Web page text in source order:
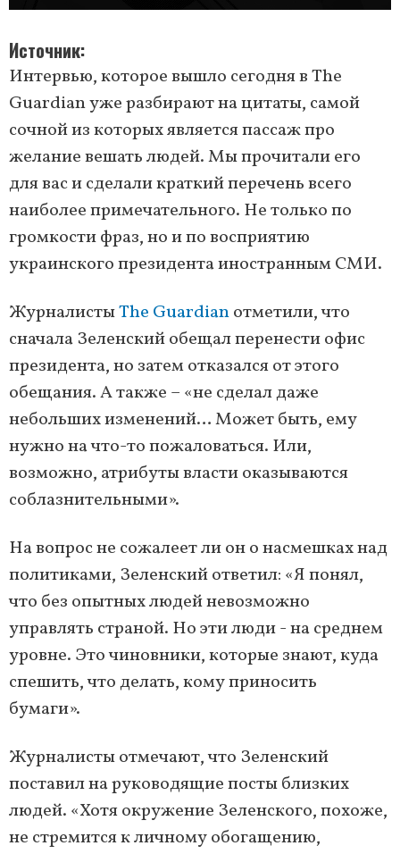
Источник
Интервью, которое вышло сегодня в The
Guardian уже разбирают на цитаты, самой
сочной из которых является пассаж про
желание вешать людей. Мы прочитали его
для вас и сделали краткий перечень всего
наиболее примечательного. Не только по
громкости фраз, но и по восприятию
украинского президента иностранным СМИ.
ЖурналистыThe Guardianотметили, что
сначала Зеленский обещал перенести офис
президента, но затем отказался от этого
обещания. А также – «не сделал даже
небольших изменений… Может быть, ему
нужно на что-то пожаловаться. Или,
возможно, атрибуты власти оказываются
соблазнительными».
На вопрос не сожалеет ли он о насмешках над
политиками, Зеленский ответил: «Я понял,
что без опытных людей невозможно
управлять страной. Но эти люди - на среднем
уровне. Это чиновники, которые знают, куда
спешить, что делать, кому приносить
бумаги».
Журналисты отмечают, что Зеленский
поставил на руководящие посты близких
людей. «Хотя окружение Зеленского, похоже,
не стремится к личному обогащению,